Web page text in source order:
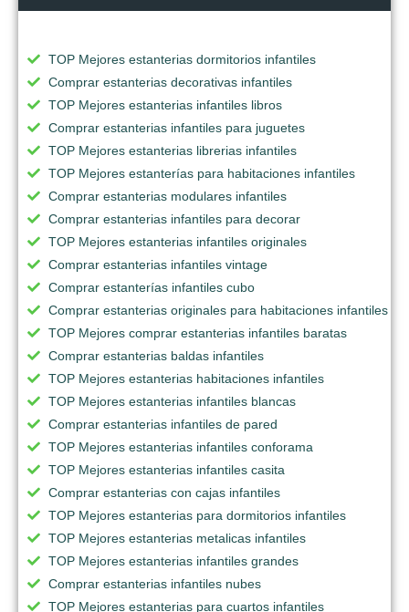
TOP Mejores estanterias dormitorios infantiles
Comprar estanterias decorativas infantiles
TOP Mejores estanterias infantiles libros
Comprar estanterias infantiles para juguetes
TOP Mejores estanterias librerias infantiles
TOP Mejores estanterías para habitaciones infantiles
Comprar estanterias modulares infantiles
Comprar estanterias infantiles para decorar
TOP Mejores estanterias infantiles originales
Comprar estanterias infantiles vintage
Comprar estanterías infantiles cubo
Comprar estanterias originales para habitaciones infantiles
TOP Mejores comprar estanterias infantiles baratas
Comprar estanterias baldas infantiles
TOP Mejores estanterias habitaciones infantiles
TOP Mejores estanterias infantiles blancas
Comprar estanterias infantiles de pared
TOP Mejores estanterias infantiles conforama
TOP Mejores estanterias infantiles casita
Comprar estanterias con cajas infantiles
TOP Mejores estanterias para dormitorios infantiles
TOP Mejores estanterias metalicas infantiles
TOP Mejores estanterias infantiles grandes
Comprar estanterias infantiles nubes
TOP Mejores estanterias para cuartos infantiles